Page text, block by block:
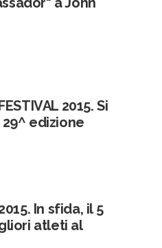
2015. Si
edizione
In sfida, il 5
atleti al